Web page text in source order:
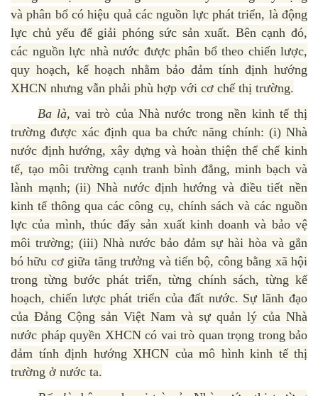
và phân bổ có hiệu quả các nguồn lực phát triển, là động
lực chủ yếu để giải phóng sức sản xuất. Bên cạnh đó,
các nguồn lực nhà nước được phân bổ theo chiến lược,
quy hoạch, kế hoạch nhằm bảo đảm tính định hướng
XHCN nhưng vẫn phải phù hợp với cơ chế thị trường.
Ba là,vai trò của Nhà nước trong nền kinh tế thị
trường được xác định qua ba chức năng chính: (i) Nhà
nước định hướng, xây dựng và hoàn thiện thể chế kinh
tế, tạo môi trường cạnh tranh bình đẳng, minh bạch và
lành mạnh; (ii) Nhà nước định hướng và điều tiết nền
kinh tế thông qua các công cụ, chính sách và các nguồn
lực của mình, thúc đẩy sản xuất kinh doanh và bảo vệ
môi trường; (iii) Nhà nước bảo đảm sự hài hòa và gắn
bó hữu cơ giữa tăng trưởng và tiến bộ, công bằng xã hội
trong từng bước phát triển, từng chính sách, từng kế
hoạch, chiến lược phát triển của đất nước. Sự lãnh đạo
của Đảng Cộng sản Việt Nam và sự quản lý của Nhà
nước pháp quyền XHCN có vai trò quan trọng trong bảo
đảm tính định hướng XHCN của mô hình kinh tế thị
trường ở nước ta.